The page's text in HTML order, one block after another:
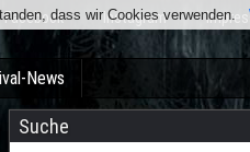
Facebook Instagram
News
Suche
dass wir Cookies verwenden.